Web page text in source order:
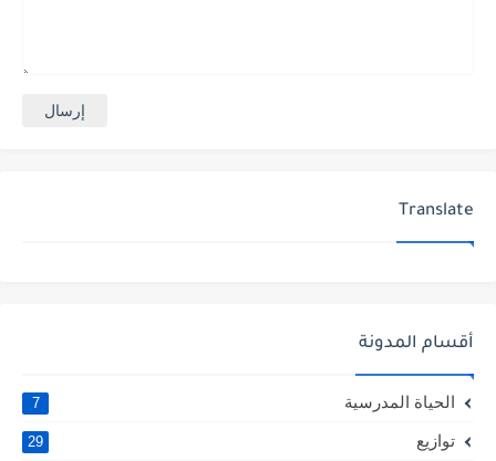
Translate
أقسام المدونة
الحياة المدرسية 7
توازيع 29